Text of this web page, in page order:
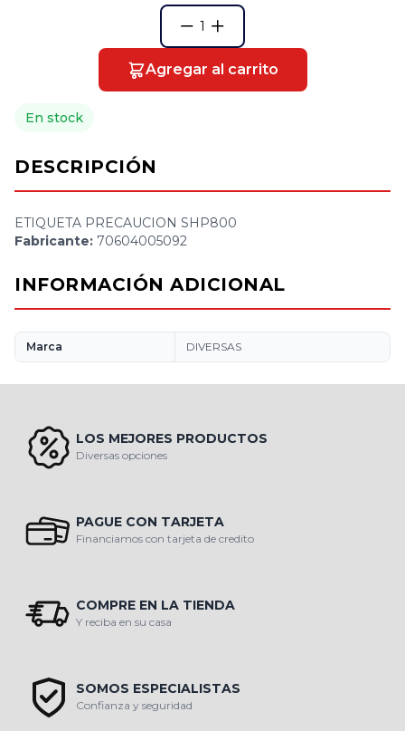
1
Agregar al carrito
En stock
DESCRIPCIÓN
ETIQUETA PRECAUCION SHP800
Fabricante: 70604005092
INFORMACIÓN ADICIONAL
Marca DIVERSAS
LOS MEJORES PRODUCTOS
Diversas opciones
PAGUE CON TARJETA
Financiamos con tarjeta de credito
COMPRE EN LA TIENDA
Y reciba en su casa
SOMOS ESPECIALISTAS
Confianza y seguridad